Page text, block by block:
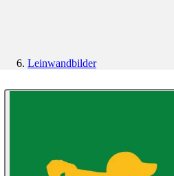
Leinwandbilder